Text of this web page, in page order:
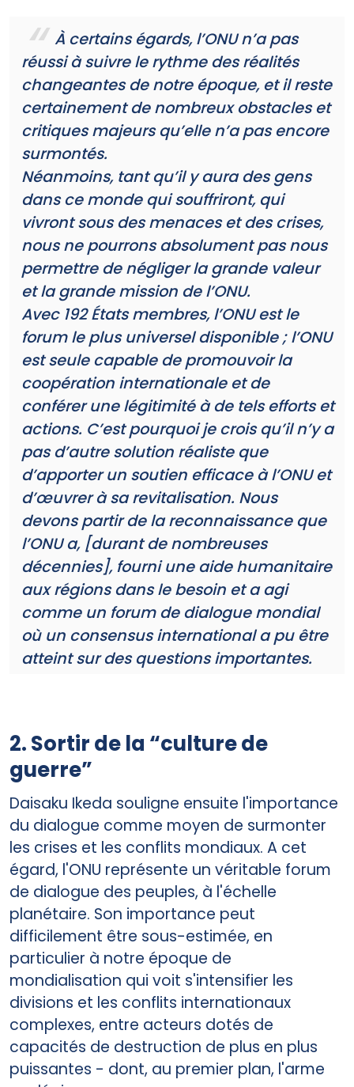
À certains égards, l’ONU n’a pas
réussi à suivre le rythme des réalités
changeantes de notre époque, et il reste
certainement de nombreux obstacles et
critiques majeurs qu’elle n’a pas encore
surmontés.
Néanmoins, tant qu’il y aura des gens
dans ce monde qui souffriront, qui
vivront sous des menaces et des crises,
nous ne pourrons absolument pas nous
permettre de négliger la grande valeur
et la grande mission de l’ONU.
Avec 192 États membres, l’ONU est le
forum le plus universel disponible ; l’ONU
est seule capable de promouvoir la
coopération internationale et de
conférer une légitimité à de tels efforts et
actions. C’est pourquoi je crois qu’il n’y a
pas d’autre solution réaliste que
d’apporter un soutien efficace à l’ONU et
d’œuvrer à sa revitalisation. Nous
devons partir de la reconnaissance que
l’ONU a, [durant de nombreuses
décennies], fourni une aide humanitaire
aux régions dans le besoin et a agi
comme un forum de dialogue mondial
où un consensus international a pu être
atteint sur des questions importantes.
2. Sortir de la “culture de
guerre”
Daisaku Ikeda souligne ensuite l'importance
du dialogue comme moyen de surmonter
les crises et les conflits mondiaux. A cet
égard, l'ONU représente un véritable forum
de dialogue des peuples, à l'échelle
planétaire. Son importance peut
difficilement être sous-estimée, en
particulier à notre époque de
mondialisation qui voit s'intensifier les
divisions et les conflits internationaux
complexes, entre acteurs dotés de
capacités de destruction de plus en plus
puissantes - dont, au premier plan, l'arme